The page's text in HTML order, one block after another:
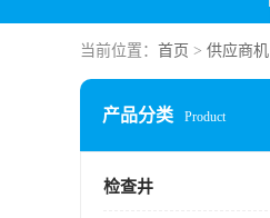
当前位置： 首页 > 供应商机
产品分类 Product
检查井